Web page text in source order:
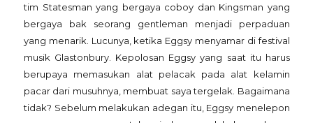
tim Statesman yang bergaya coboy dan Kingsman yang
bergaya bak seorang gentleman menjadi perpaduan
yang menarik. Lucunya, ketika Eggsy menyamar di festival
musik Glastonbury. Kepolosan Eggsy yang saat itu harus
berupaya memasukan alat pelacak pada alat kelamin
pacar dari musuhnya, membuat saya tergelak. Bagaimana
tidak? Sebelum melakukan adegan itu, Eggsy menelepon